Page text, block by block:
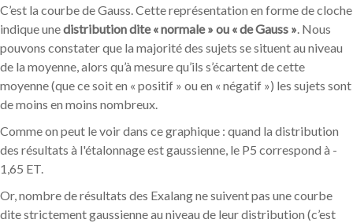
C’est la courbe de Gauss. Cette représentation en forme de cloche
indique unedistribution dite « normale » ou « de Gauss ». Nous
pouvons constater que la majorité des sujets se situent au niveau
de la moyenne, alors qu’à mesure qu’ils s’écartent de cette
moyenne (que ce soit en « positif » ou en « négatif ») les sujets sont
de moins en moins nombreux.
Comme on peut le voir dans ce graphique : quand la distribution
des résultats à l'étalonnage est gaussienne, le P5 correspond à -
1,65 ET.
Or, nombre de résultats des Exalang ne suivent pas une courbe
dite strictement gaussienne au niveau de leur distribution (c’est